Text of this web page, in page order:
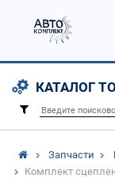
КАТАЛОГ
Запчасти
Комплект